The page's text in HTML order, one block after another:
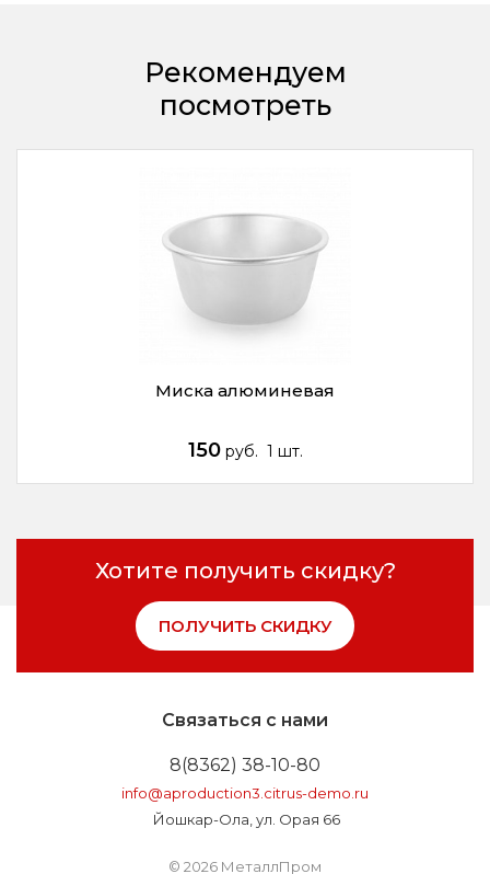
Рекомендуем
посмотреть
Миска алюминевая
150 руб. 1 шт.
Хотите получить скидку?
ПОЛУЧИТЬ СКИДКУ
Связаться с нами
8(8362) 38-10-80
info@aproduction3.citrus-demo.ru
Йошкар-Ола, ул. Орая 66
© 2026 МеталлПром